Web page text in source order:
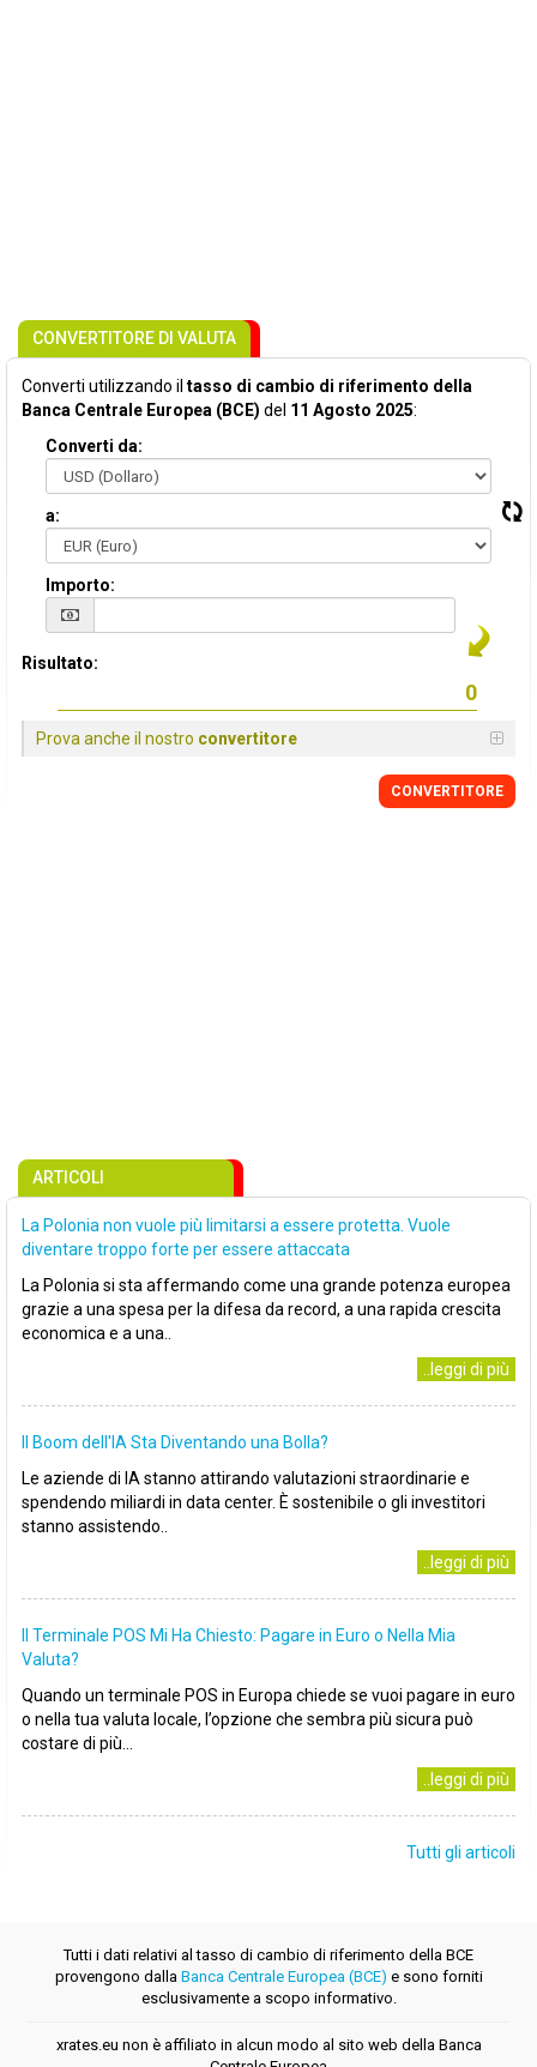
CONVERTITORE DI VALUTA
Converti utilizzando il tasso di cambio di riferimento della
Banca Centrale Europea (BCE) del 11 Agosto 2025:
Converti da:
a:
Importo:
Risultato:
Prova anche il nostro convertitore
CONVERTITORE
ARTICOLI
La Polonia non vuole più limitarsi a essere protetta. Vuole
diventare troppo forte per essere attaccata
La Polonia si sta affermando come una grande potenza europea
grazie a una spesa per la difesa da record, a una rapida crescita
economica e a una..
..leggi di più
Il Boom dell'IA Sta Diventando una Bolla?
Le aziende di IA stanno attirando valutazioni straordinarie e
spendendo miliardi in data center. È sostenibile o gli investitori
stanno assistendo..
..leggi di più
Il Terminale POS Mi Ha Chiesto: Pagare in Euro o Nella Mia
Valuta?
Quando un terminale POS in Europa chiede se vuoi pagare in euro
o nella tua valuta locale, l’opzione che sembra più sicura può
costare di più...
..leggi di più
Tutti gli articoli
Tutti i dati relativi al tasso di cambio di riferimento della BCE
provengono dalla Banca Centrale Europea (BCE) e sono forniti
esclusivamente a scopo informativo.
xrates.eu non è affiliato in alcun modo al sito web della Banca